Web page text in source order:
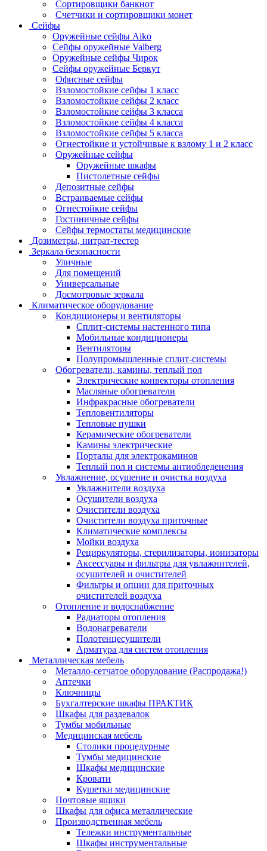
Сортировщики банкнот
Счетчики и сортировщики монет
Сейфы
Оружейные сейфы Aiko
Сейфы оружейные Valberg
Оружейные сейфы Чирок
Сейфы оружейные Беркут
Офисные сейфы
Взломостойкие сейфы 1 класс
Взломостойкие сейфы 2 класс
Взломостойкие сейфы 3 класса
Взломостойкие сейфы 4 класса
Взломостойкие сейфы 5 класса
Огнестойкие и устойчивые к взлому 1 и 2 класс
Оружейные сейфы
Оружейные шкафы
Пистолетные сейфы
Депозитные сейфы
Встраиваемые сейфы
Огнестойкие сейфы
Гостиничные сейфы
Сейфы термостаты медицинские
Дозиметры, нитрат-тестер
Зеркала безопасности
Уличные
Для помещений
Универсальные
Досмотровые зеркала
Климатическое оборудование
Кондиционеры и вентиляторы
Сплит-системы настенного типа
Мобильные кондиционеры
Вентиляторы
Полупромышленные сплит-системы
Обогреватели, камины, теплый пол
Электрические конвекторы отопления
Масляные обогреватели
Инфракрасные обогреватели
Тепловентиляторы
Тепловые пушки
Керамические обогреватели
Камины электрические
Порталы для электрокаминов
Теплый пол и системы антиобледенения
Увлажнение, осушение и очистка воздуха
Увлажнители воздуха
Осушители воздуха
Очистители воздуха
Очистители воздуха приточные
Климатические комплексы
Мойки воздуха
Рециркуляторы, стерилизаторы, ионизаторы
Аксессуары и фильтры для увлажнителей,
осушителей и очистителей
Фильтры и опции для приточных
очистителей воздуха
Отопление и водоснабжение
Радиаторы отопления
Водонагреватели
Полотенцесушители
Арматура для систем отопления
Металлическая мебель
Металло-сетчатое оборудование (Распродажа!)
Аптечки
Ключницы
Бухгалтерские шкафы ПРАКТИК
Шкафы для раздевалок
Тумбы мобильные
Медицинская мебель
Столики процедурные
Тумбы медицинские
Шкафы медицинские
Кровати
Кушетки медицинские
Почтовые ящики
Шкафы для офиса металлические
Производственная мебель
Тележки инструментальные
Шкафы инструментальные